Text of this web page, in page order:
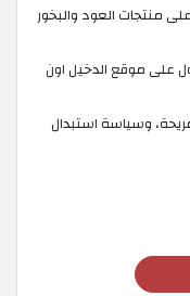
خصومات تصل إلى 50% على منتجات العود والبخور
على موقع الدخيل اون
وسياسة استبدال